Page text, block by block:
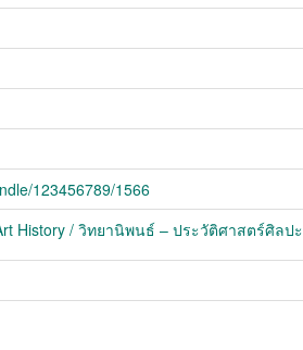
123456789/1566
History / วิทยานิพนธ์ – ประวัติศาสตร์ศิลปะ